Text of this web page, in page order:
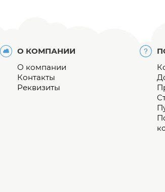
О КОМПАНИИ
О компании
Контакты
Реквизиты